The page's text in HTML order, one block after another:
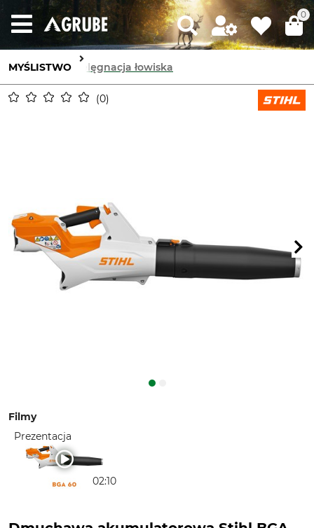
0
MYŚLISTWO Pielęgnacja łowiska
0
Filmy
Prezentacja
02:10